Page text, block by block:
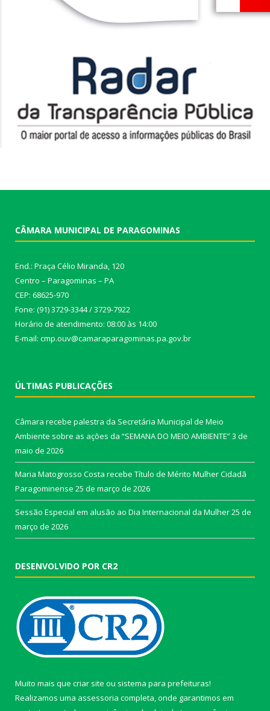
CÂMARA MUNICIPAL DE PARAGOMINAS
End.: Praça Célio Miranda, 120
Centro – Paragominas – PA
CEP: 68625-970
Fone: (91) 3729-3344 / 3729-7922
Horário de atendimento: 08:00 às 14:00
E-mail: cmp.ouv@camaraparagominas.pa.gov.br
ÚLTIMAS PUBLICAÇÕES
Câmara recebe palestra da Secretária Municipal de Meio
Ambiente sobre as ações da “SEMANA DO MEIO AMBIENTE”3 de
maio de 2026
Maria Matogrosso Costa recebe Título de Mérito Mulher Cidadã
Paragominense 25 de março de 2026
Sessão Especial em alusão ao Dia Internacional da Mulher25 de
março de 2026
DESENVOLVIDO POR CR2
Muito mais que criar site ou sistema para prefeituras!
Realizamos uma assessoria completa, onde garantimos em